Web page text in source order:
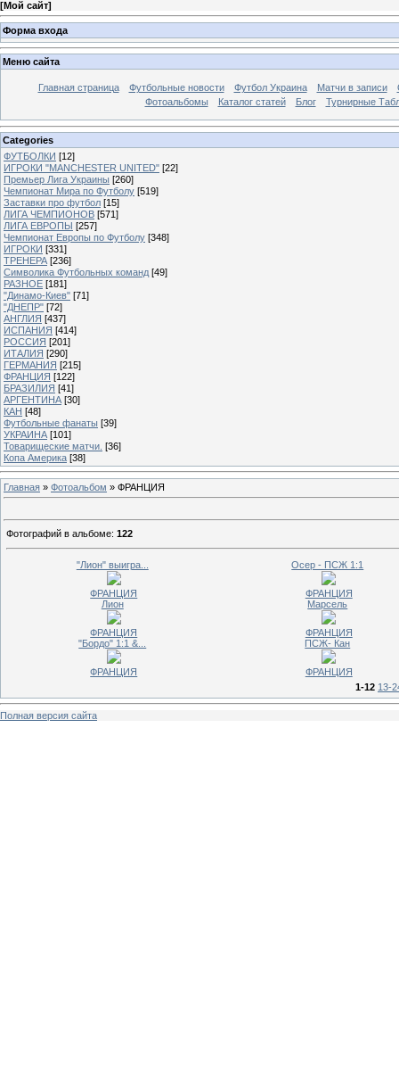
[Мой сайт]
Форма входа
Меню сайта
Главная страница Футбольные новости Футбол Украина Матчи в записи
Фотоальбомы
Каталог статей Блог Турнирные
Categories
ФУТБОЛКИ [12]
ИГРОКИ "MANCHESTER UNITED" [22]
Премьер Лига Украины [260]
Чемпионат Мира по Футболу [519]
Заставки про футбол [15]
ЛИГА ЧЕМПИОНОВ [571]
ЛИГА ЕВРОПЫ [257]
Чемпионат Европы по Футболу [348]
ИГРОКИ [331]
ТРЕНЕРА [236]
Символика Футбольных команд [49]
РАЗНОЕ [181]
"Динамо-Киев" [71]
"ДНЕПР" [72]
АНГЛИЯ [437]
ИСПАНИЯ [414]
РОССИЯ [201]
ИТАЛИЯ [290]
ГЕРМАНИЯ [215]
ФРАНЦИЯ [122]
БРАЗИЛИЯ [41]
АРГЕНТИНА [30]
КАН [48]
Футбольные фанаты [39]
УКРАИНА [101]
Товарищеские матчи. [36]
Копа Америка [38]
Главная » Фотоальбом » ФРАНЦИЯ
Фотографий в альбоме: 122
"Лион" выигра...
ФРАНЦИЯ
Осер - ПСЖ 1:1
ФРАНЦИЯ
Лион
ФРАНЦИЯ
Марсель
ФРАНЦИЯ
"Бордо" 1:1 &...
ФРАНЦИЯ
ПСЖ- Кан
ФРАНЦИЯ
1-12 13-
Полная версия сайта